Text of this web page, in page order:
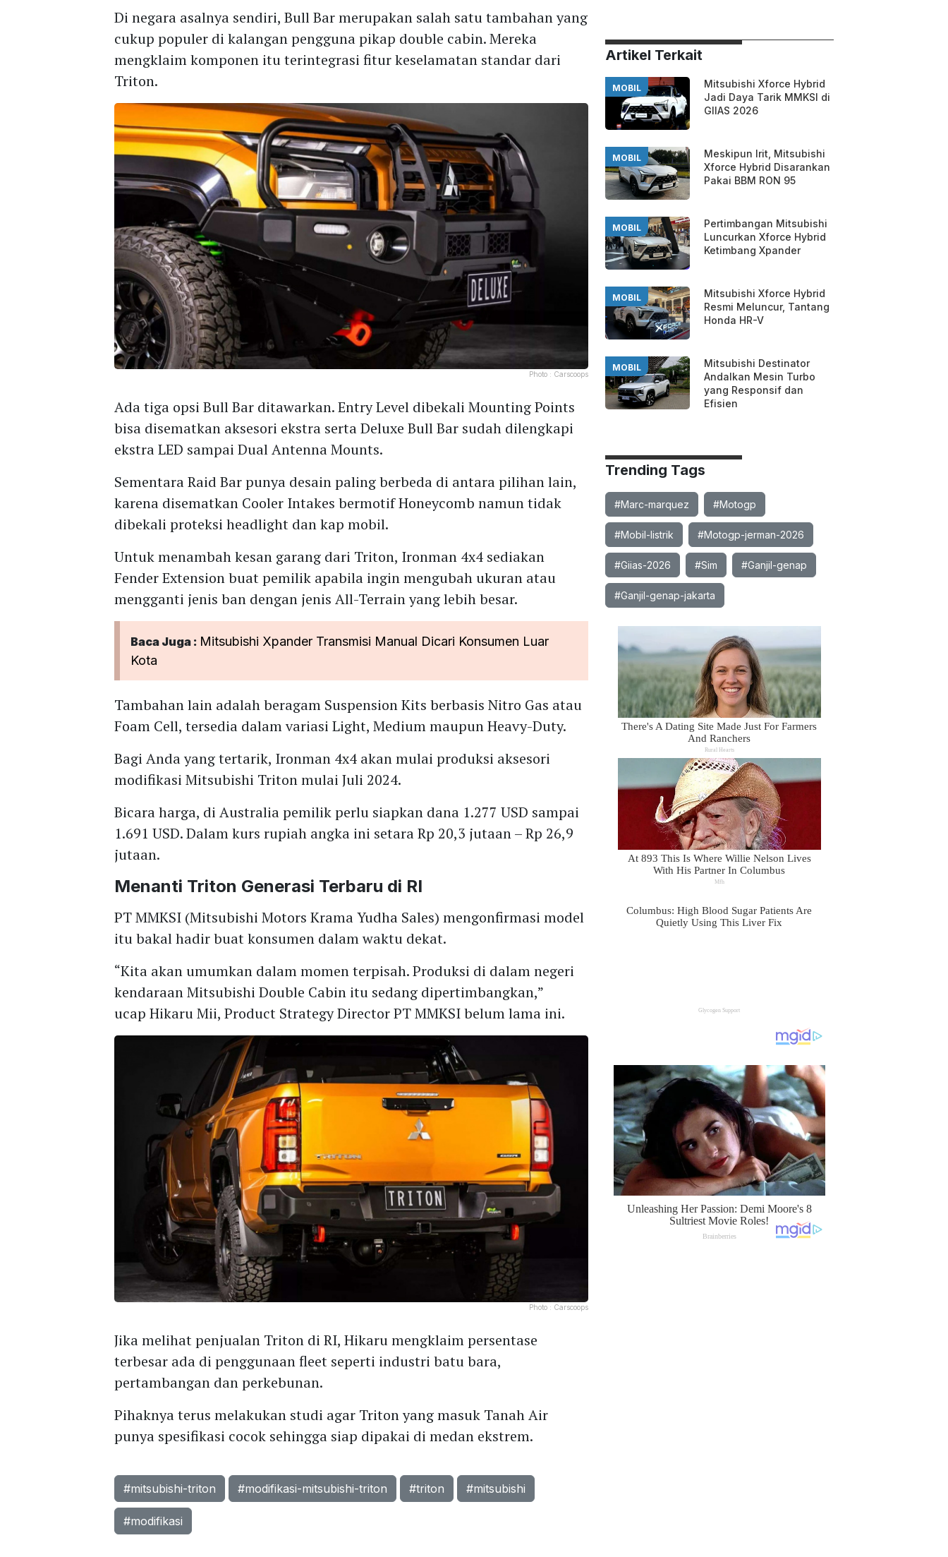
Di negara asalnya sendiri, Bull Bar merupakan salah satu tambahan yang
cukup populer di kalangan pengguna pikap double cabin. Mereka
mengklaim komponen itu terintegrasi fitur keselamatan standar dari
Triton.
Photo : Carscoops
Ada tiga opsi Bull Bar ditawarkan. Entry Level dibekali Mounting Points
bisa disematkan aksesori ekstra serta Deluxe Bull Bar sudah dilengkapi
ekstra LED sampai Dual Antenna Mounts.
Sementara Raid Bar punya desain paling berbeda di antara pilihan lain,
karena disematkan Cooler Intakes bermotif Honeycomb namun tidak
dibekali proteksi headlight dan kap mobil.
Untuk menambah kesan garang dari Triton, Ironman 4x4 sediakan
Fender Extension buat pemilik apabila ingin mengubah ukuran atau
mengganti jenis ban dengan jenis All-Terrain yang lebih besar.
Baca Juga : Mitsubishi Xpander Transmisi Manual Dicari Konsumen Luar
Kota
Tambahan lain adalah beragam Suspension Kits berbasis Nitro Gas atau
Foam Cell, tersedia dalam variasi Light, Medium maupun Heavy-Duty.
Bagi Anda yang tertarik, Ironman 4x4 akan mulai produksi aksesori
modifikasi Mitsubishi Triton mulai Juli 2024.
Bicara harga, di Australia pemilik perlu siapkan dana 1.277 USD sampai
1.691 USD. Dalam kurs rupiah angka ini setara Rp 20,3 jutaan – Rp 26,9
jutaan.
Menanti Triton Generasi Terbaru di RI
PT MMKSI (Mitsubishi Motors Krama Yudha Sales) mengonfirmasi model
itu bakal hadir buat konsumen dalam waktu dekat.
“Kita akan umumkan dalam momen terpisah. Produksi di dalam negeri
kendaraan Mitsubishi Double Cabin itu sedang dipertimbangkan,”
ucap Hikaru Mii, Product Strategy Director PT MMKSI belum lama ini.
Photo : Carscoops
Jika melihat penjualan Triton di RI, Hikaru mengklaim persentase
terbesar ada di penggunaan fleet seperti industri batu bara,
pertambangan dan perkebunan.
Pihaknya terus melakukan studi agar Triton yang masuk Tanah Air
punya spesifikasi cocok sehingga siap dipakai di medan ekstrem.
#mitsubishi-triton #modifikasi-mitsubishi-triton #triton #mitsubishi
#modifikasi
Artikel Terkait
MOBIL
Mitsubishi Xforce Hybrid
Jadi Daya Tarik MMKSI di
GIIAS 2026
MOBIL
Meskipun Irit, Mitsubishi
Xforce Hybrid Disarankan
Pakai BBM RON 95
MOBIL
Pertimbangan Mitsubishi
Luncurkan Xforce Hybrid
Ketimbang Xpander
MOBIL
Mitsubishi Xforce Hybrid
Resmi Meluncur, Tantang
Honda HR-V
MOBIL
Mitsubishi Destinator
Andalkan Mesin Turbo
yang Responsif dan
Efisien
Trending Tags
#Marc-marquez #Motogp
#Mobil-listrik #Motogp-jerman-2026
#Giias-2026 #Sim #Ganjil-genap
#Ganjil-genap-jakarta